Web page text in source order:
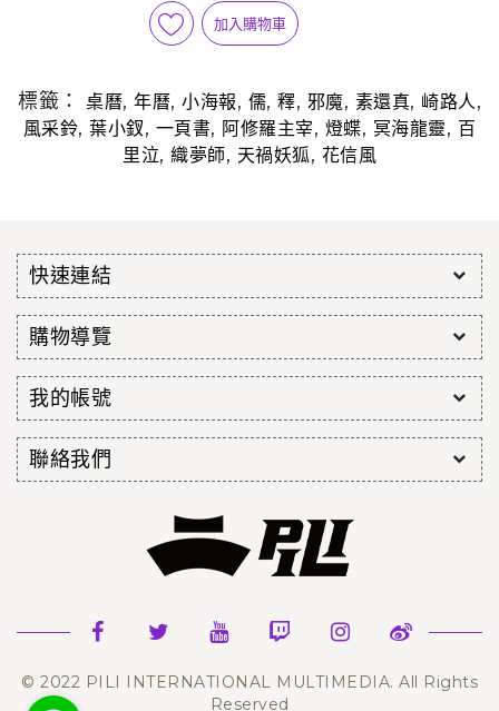
加入購物車
標籤： 桌曆, 年曆, 小海報, 儒, 釋, 邪魔, 素還真, 崎路人,
風采鈴,葉小釵, 一頁書, 阿修羅主宰, 燈蝶, 冥海龍靈, 百
里泣, 織夢師, 天禍妖狐, 花信風
快速連結
購物導覽
我的帳號
聯絡我們
© 2022 PILI INTERNATIONAL MULTIMEDIA. All Rights
Reserved